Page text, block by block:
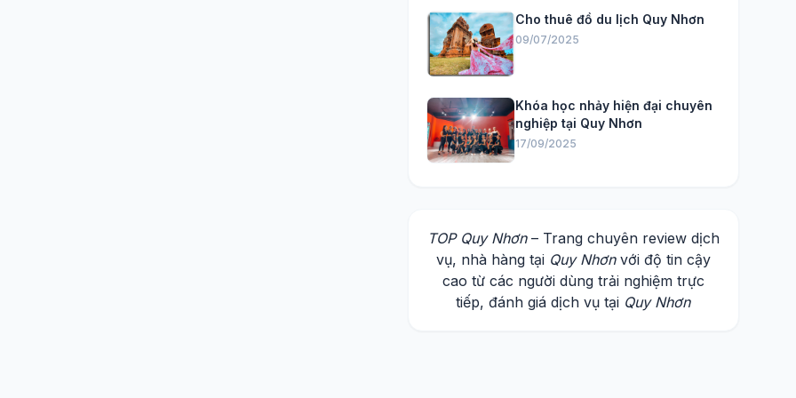
Cho thuê đồ du lịch Quy Nhơn
09/07/2025
Khóa học nhảy hiện đại chuyên
nghiệp tại Quy Nhơn
17/09/2025
TOP Quy Nhơn– Trang chuyên review dịch
vụ, nhà hàng tại Quy Nhơnvới độ tin cậy
cao từ các người dùng trải nghiệm trực
tiếp, đánh giá dịch vụ tại Quy Nhơn